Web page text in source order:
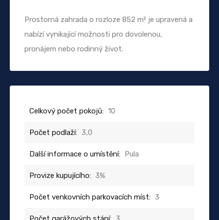
Prostorná zahrada o rozloze 852 m² je upravená a
nabízí vynikající možnosti pro dovolenou,
pronájem nebo rodinný život.
Celkový počet pokojů: 10
Počet podlaží: 3,0
Další informace o umístění: Pula
Provize kupujícího: 3%
Počet venkovních parkovacích míst: 3